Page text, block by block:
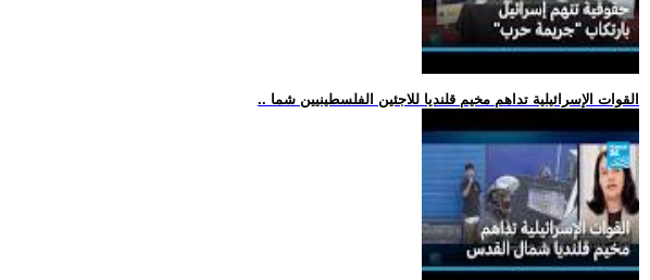
.. القوات الإسرائيلية تداهم مخيم قلنديا للاجئين الفلسطينيين شما